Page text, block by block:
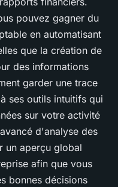
pouvez gagner du
en automatisant
que la création de
des informations
garder une trace
ses outils intuitifs qui
sur votre activité
d'analyse des
un aperçu global
afin que vous
bonnes décisions